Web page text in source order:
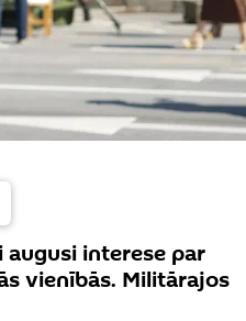
augusi interese par
vienībās. Militārajos